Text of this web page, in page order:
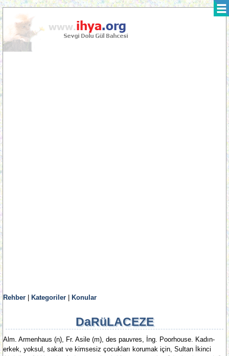
Rehber Kategoriler Konular
DaRüLACEZE
Alm. Armenhaus (n), Fr. Asile (m), des pauvres, İng. Poorhouse. Kadın-
erkek, yoksul, sakat ve kimsesiz çocukları korumak için, Sultan İkinci